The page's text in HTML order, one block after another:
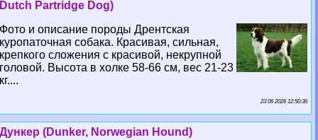
Dutch Partridge Dog)
Фото и описание породы Дрентская
куропаточная собака. Красивая, сильная,
крепкого сложения с красивой, некрупной
головой. Высота в холке 58-66 см, вес 21-23
кг....
23 06 2026 12:50:36
Дункер (Dunker, Norwegian Hound)